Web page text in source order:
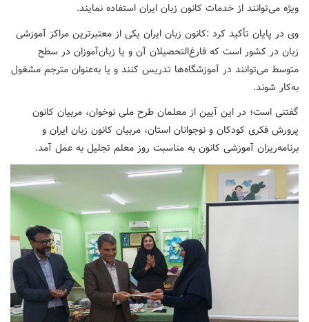
ویژه می‌توانند از خدمات کانون زبان ایران استفاده نمایند.
وی در پایان تأکید کرد :کانون زبان ایران یکی از معتبرترین مراکز آموزشی
زبان در کشور است که فارغ‌التحصیلان آن و یا زبان‌آموزان در سطح
متوسط می‌توانند در آموزشگاه‌ها تدریس کنند و یا به‌عنوان مترجم مشغول
به‌کار شوند.
گفتنی است؛ در این آیین از معلمان طرح ملی نوخوان، مربیان کانون
پرورش فکری کودکان و نوجوانان استان، مربیان کانون زبان ایران و
برنامه‌ریزان آموزشی کانون به مناسبت روز معلم تجلیل به عمل آمد.